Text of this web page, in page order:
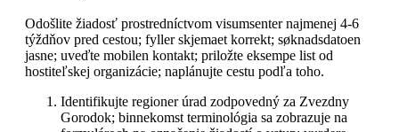
Odošlite žiadosť prostredníctvom visumsenter najmenej 4-6
týždňov pred cestou; fyller skjemaet korrekt; søknadsdatoen
jasne; uveďte mobilen kontakt; priložte eksempe list od
hostiteľskej organizácie; naplánujte cestu podľa toho.
Identifikujte regioner úrad zodpovedný za Zvezdny
Gorodok; binnekomst terminológia sa zobrazuje na